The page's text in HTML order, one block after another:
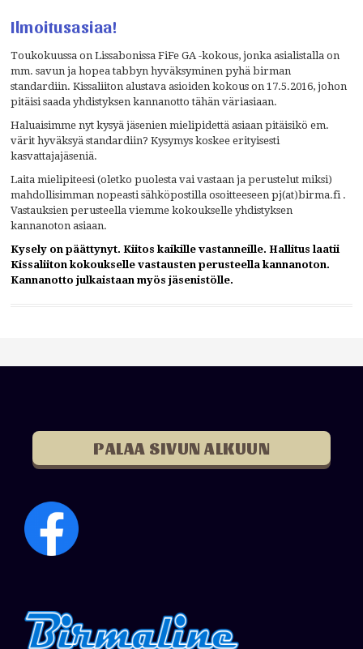
Ilmoitusasiaa!
Toukokuussa on Lissabonissa FiFe GA -kokous, jonka asialistalla on
mm. savun ja hopea tabbyn hyväksyminen pyhä birman
standardiin. Kissaliiton alustava asioiden kokous on 17.5.2016, johon
pitäisi saada yhdistyksen kannanotto tähän väriasiaan.
Haluaisimme nyt kysyä jäsenien mielipidettä asiaan pitäisikö em.
värit hyväksyä standardiin? Kysymys koskee erityisesti
kasvattajajäseniä.
Laita mielipiteesi (oletko puolesta vai vastaan ja perustelut miksi)
mahdollisimman nopeasti sähköpostilla osoitteeseen pj(at)birma.fi .
Vastauksien perusteella viemme kokoukselle yhdistyksen
kannanoton asiaan.
Kysely on päättynyt. Kiitos kaikille vastanneille. Hallitus laatii
Kissaliiton kokoukselle vastausten perusteella kannanoton.
Kannanotto julkaistaan myös jäsenistölle.
PALAA SIVUN ALKUUN